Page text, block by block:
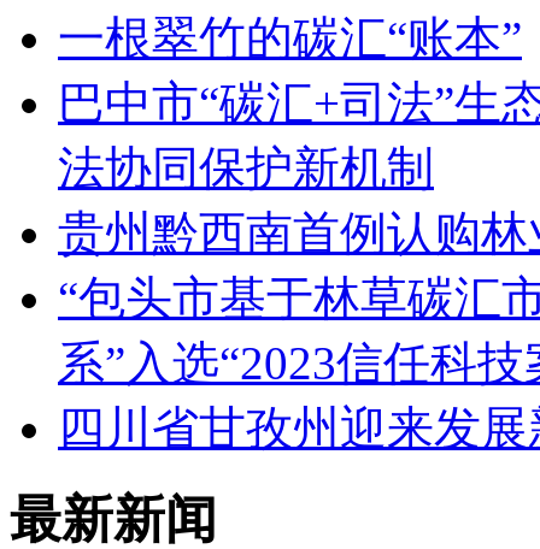
一根翠竹的碳汇“账本”
巴中市“碳汇+司法”生
法协同保护新机制
贵州黔西南首例认购
“包头市基于林草碳汇
系”入选“2023信任科
四川省甘孜州迎来发
最新新闻